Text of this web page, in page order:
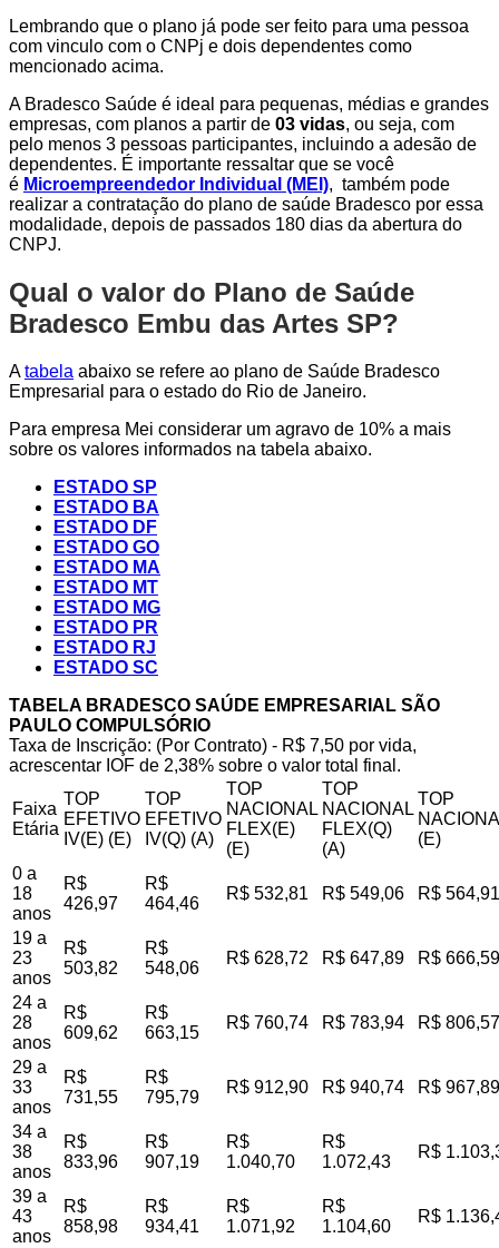
Lembrando que o plano já pode ser feito para uma pessoa
com vinculo com o CNPj e dois dependentes como
mencionado acima.
A Bradesco Saúde é ideal para pequenas, médias e grandes
empresas, com planos a partir de 03 vidas, ou seja, com
pelo menos 3 pessoas participantes, incluindo a adesão de
dependentes. É importante ressaltar que se você
é Microempreendedor Individual (MEI), também pode
realizar a contratação do plano de saúde Bradesco por essa
modalidade, depois de passados 180 dias da abertura do
CNPJ.
Qual o valor do Plano de Saúde
Bradesco Embu das Artes SP?
Atabela abaixo se refere ao plano de Saúde Bradesco
Empresarial para o estado do Rio de Janeiro.
Para empresa Mei considerar um agravo de 10% a mais
sobre os valores informados na tabela abaixo.
ESTADO SP
ESTADO BA
ESTADO DF
ESTADO GO
ESTADO MA
ESTADO MT
ESTADO MG
ESTADO PR
ESTADO RJ
ESTADO SC
TABELA BRADESCO SAÚDE EMPRESARIAL SÃO
PAULO COMPULSÓRIO
Taxa de Inscrição: (Por Contrato) - R$ 7,50 por vida,
acrescentar IOF de 2,38% sobre o valor total final.
Faixa
Etária
TOP
EFETIVO
IV(E) (E)
TOP
EFETIVO
IV(Q) (A)
TOP
NACIONAL
FLEX(E)
(E)
TOP
NACIONAL
FLEX(Q)
(A)
TOP
(E)
0 a
18
anos
R$
426,97
R$
464,46
R$ 532,81 R$ 549,06 R$ 564,91
19 a
23
anos
R$
503,82
R$
548,06
R$ 628,72 R$ 647,89 R$ 666,59
24 a
28
anos
R$
609,62
R$
663,15
R$ 760,74 R$ 783,94 R$ 806,57
29 a
33
anos
R$
731,55
R$
795,79
R$ 912,90 R$ 940,74 R$ 967,89
34 a
38
anos
R$
833,96
R$
907,19
R$
1.040,70
R$
1.072,43
R$
39 a
43
anos
R$
858,98
R$
934,41
R$
1.071,92
R$
1.104,60
R$